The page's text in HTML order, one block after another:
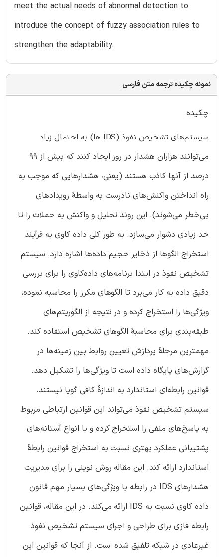
meet the actual needs of abnormal detection to
introduce the concept of fuzzy association rules to
strengthen the adaptability.
نمونه چکیده ترجمه متن فارسی
چکیده
سیستم‌های تشخیص نفوذ (IDS ها) به احتمال زیاد
می‌توانند هزاران هشدار در روز ایجاد کنند که بیش از 99
درصد از آنها کاذب هستند (یعنی، هشدارهایی که موجب به
راه انداختن واکنش‌های نادرست به واسطۀ رویدادهای
بی‌خطر می‌شوند). این روند تحلیل و واکنش به حملات را تا
حد زیادی دشوار می‌سازد. به طور کلی داده کاوی به فرآیند
استخراج الگوها از ذخایر حجیم داده‌ها اشاره دارد. سیستم
تشخیص نفوذ در ابتدا برنامه‌های داده‌کاوی را برای بررسی
دقیق داده به کار می‌برد تا الگوهای مکرر را محاسبه نموده،
ویژگی‌ها را استخراج کرده و در نتیجه از الگوریتم‌های
طبقه‌بندی برای محاسبۀ الگوهای تشخیص استفاده کند.
مهمترین مرحلۀ پردازش تعیین روابط بین زمینه‌ها در
گزارش‌های پایگاه داده است تا ویژگی‌ها را تشکیل دهد.
قوانین رابطه‌ای استاندارد به اندازۀ کافی گویا نیستند.
سیستم تشخیص نفوذ می‌تواند این قوانین ارتباطی مربوط
به پاسخ‌های منفی را استخراج کرده و با انواع آستانه‌های
پشتیبانی عملکرد بهتری نسبت به استخراج قوانین رابطۀ
استاندارد ارائه کند. این مقاله روش نوینی را برای مدیریت
هشدارهای IDS در رابطه با ویژگی‌های بسیار مهم قانون
داده کاوی نسبت به IDS ارائه می‌کند. در این مقاله، قوانین
رابطه فازی برای طراحی و اجرای سیستم تشخیص نفوذ
غیرعادی در شبکه تلفیق شده است. از آنجا که قوانین این